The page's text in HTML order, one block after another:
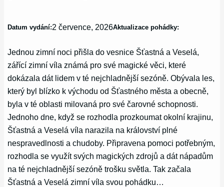
Datum vydání:2 července, 2026Aktualizace pohádky:
Jednou zimní noci přišla do vesnice Šťastná a Veselá,
zářící zimní víla známá pro své magické věci, které
dokázala dát lidem v té nejchladnější sezóně. Obývala les,
který byl blízko k východu od Šťastného města a obecně,
byla v té oblasti milovaná pro své čarovné schopnosti.
Jednoho dne, když se rozhodla prozkoumat okolní krajinu,
Šťastná a Veselá víla narazila na království plné
nespravedlnosti a chudoby. Připravena pomoci potřebným,
rozhodla se využít svých magických zdrojů a dát nápadům
na té nejchladnější sezóně trošku světla. Tak začala
Šťastná a Veselá zimní víla svou pohádku…